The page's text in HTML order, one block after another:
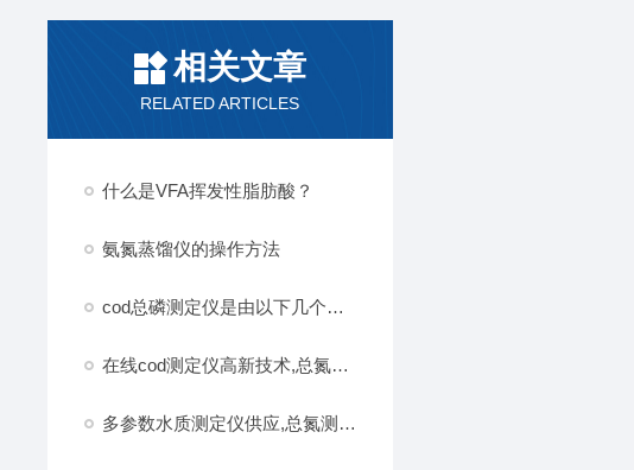
相关文章
RELATED ARTICLES
什么是VFA挥发性脂肪酸？
氨氮蒸馏仪的操作方法
cod总磷测定仪是由以下几个部分组成
在线cod测定仪高新技术,总氮分析仪参数,全国顺丰包邮
多参数水质测定仪供应,总氮测定仪多款选择,全国顺丰包邮厂家直发